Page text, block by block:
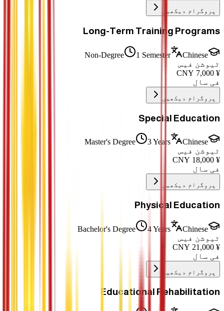
پروگرام دیکھیں
Long-Term Training Programs
Non-Degree 1 Semester
Chinese
ٹیوشن فیس
¥
7,000
فی سال
پروگرام دیکھیں
Special Education
Master's Degree 3 Years
Chinese
ٹیوشن فیس
¥
18,000
فی سال
پروگرام دیکھیں
Physical Education
Bachelor's Degree 4 Years
Chinese
ٹیوشن فیس
¥
21,000
فی سال
پروگرام دیکھیں
Educational Rehabilitation